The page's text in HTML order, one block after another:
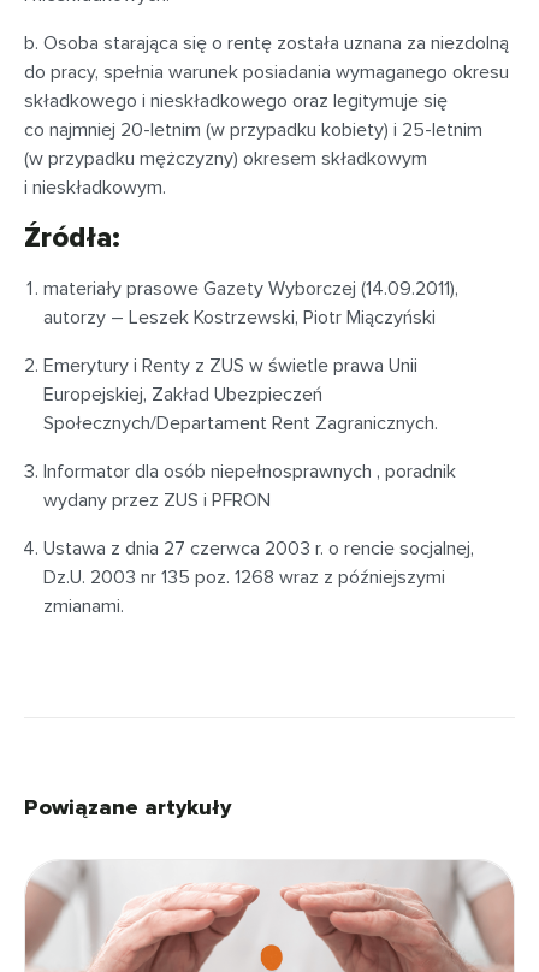
b. Osoba starająca się o rentę została uznana za niezdolną
do pracy, spełnia warunek posiadania wymaganego okresu
składkowego i nieskładkowego oraz legitymuje się
co najmniej 20-letnim (w przypadku kobiety) i 25-letnim
(w przypadku mężczyzny) okresem składkowym
i nieskładkowym.
Źródła:
materiały prasowe Gazety Wyborczej (14.09.2011),
autorzy – Leszek Kostrzewski, Piotr Miączyński
Emerytury i Renty z ZUS w świetle prawa Unii
Europejskiej, Zakład Ubezpieczeń
Społecznych/Departament Rent Zagranicznych.
Informator dla osób niepełnosprawnych , poradnik
wydany przez ZUS i PFRON
Ustawa z dnia 27 czerwca 2003 r. o rencie socjalnej,
Dz.U. 2003 nr 135 poz. 1268 wraz z późniejszymi
zmianami.
Powiązane artykuły